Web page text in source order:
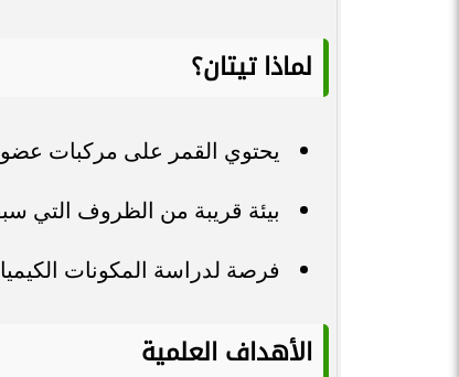
لماذا تيتان؟
يحتوي القمر على مركبات
بيئة قريبة من الظروف التي
فرصة لدراسة المكونات
الأهداف العلمية